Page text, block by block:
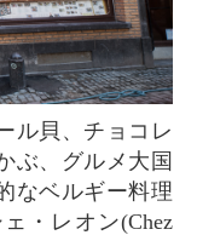
ぶ、グルメ大国
なベルギー料理
・レオン(Chez